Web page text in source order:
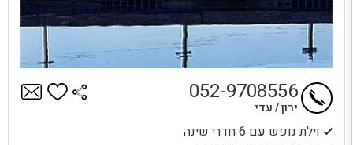
וילת נופש עם 6 חדרי שינה
052-9708556
ירון / עדי